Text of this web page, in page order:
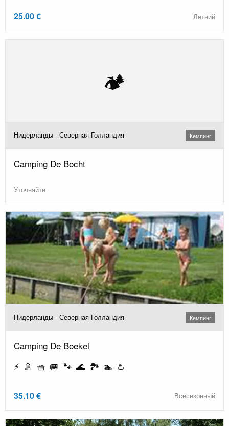
25.00 € Летний
🏕️
Нидерланды · Северная Голландия Кемпинг
Camping De Bocht
Уточняйте
Нидерланды · Северная Голландия Кемпинг
Camping De Boekel
⚡ 🚿 🧺 🚐 🐾 🌊 🏞️ 🏊 ♨️
35.10 € Всесезонный